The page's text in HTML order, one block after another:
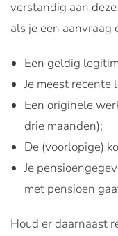
verstandig aan
als je een aanvraag
Een geldig
Je meest recente
Een originele
drie maanden);
De (voorlopige)
Je
met pensioen
Houd er daarnaast